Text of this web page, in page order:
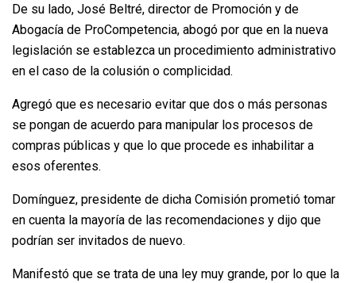
De su lado, José Beltré, director de Promoción y de
Abogacía de ProCompetencia, abogó por que en la nueva
legislación se establezca un procedimiento administrativo
en el caso de la colusión o complicidad.
Agregó que es necesario evitar que dos o más personas
se pongan de acuerdo para manipular los procesos de
compras públicas y que lo que procede es inhabilitar a
esos oferentes.
Domínguez, presidente de dicha Comisión prometió tomar
en cuenta la mayoría de las recomendaciones y dijo que
podrían ser invitados de nuevo.
Manifestó que se trata de una ley muy grande, por lo que la